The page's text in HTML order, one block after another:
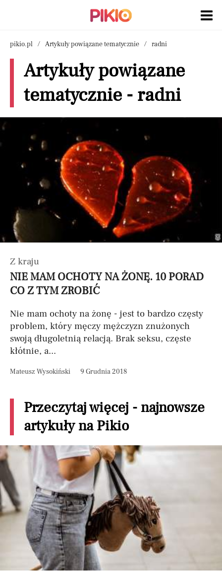
pikio.pl Artykuły powiązane tematycznie radni
Artykuły powiązane
tematycznie - radni
Z kraju
NIE MAM OCHOTY NA ŻONĘ. 10 PORAD
CO Z TYM ZROBIĆ
Nie mam ochoty na żonę - jest to bardzo częsty
problem, który męczy mężczyzn znużonych
swoją długoletnią relacją. Brak seksu, częste
kłótnie, a...
Mateusz Wysokiński 9 Grudnia 2018
Przeczytaj więcej - najnowsze
artykuły na Pikio